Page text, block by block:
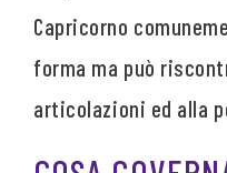
Capricorno
forma ma può
articolazioni ed alla